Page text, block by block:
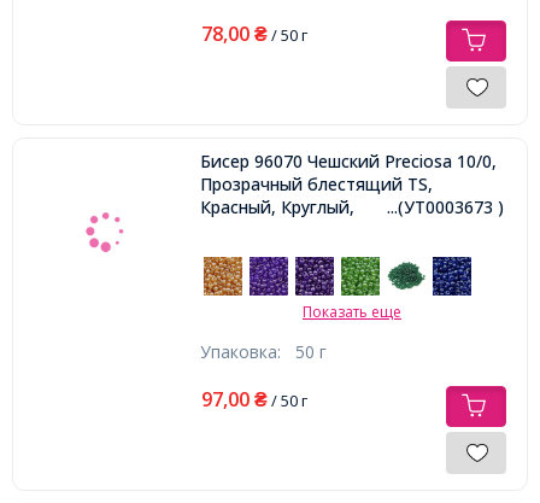
78,00 ₴/ 50 г
Бисер 96070 Чешский Preciosa 10/0,
Прозрачный блестящий TS,
Красный, Круглый,
...(УТ0003673 )
Показать еще
Упаковка: 50 г
97,00 ₴/ 50 г